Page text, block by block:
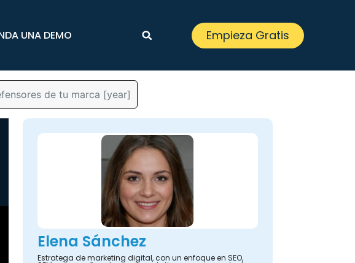
UNA DEMO Empieza Gratis
de tu marca [year]
Elena Sánchez
Estratega de marketing digital, con un enfoque en SEO,